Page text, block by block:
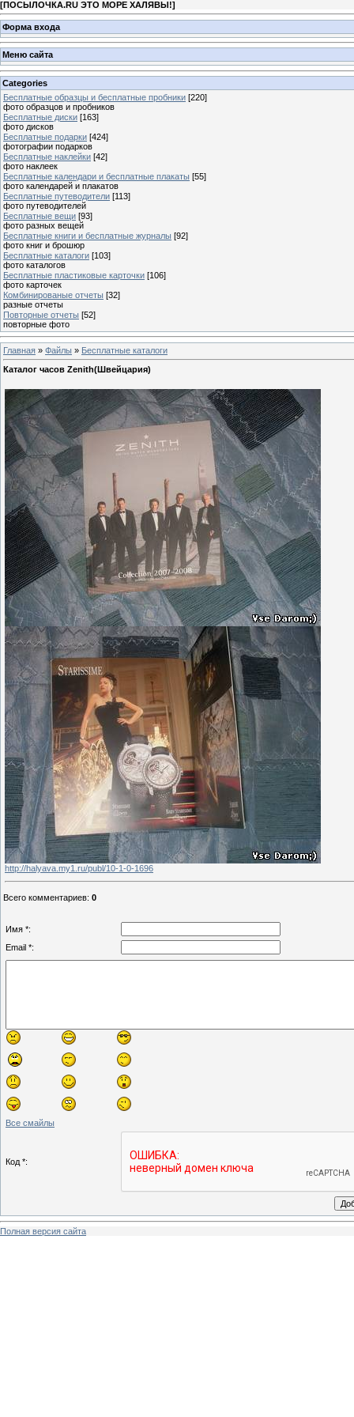
[ПОСЫЛОЧКА.RU ЭТО МОРЕ ХАЛЯВЫ!]
Форма входа
Меню сайта
Categories
Бесплатные образцы и бесплатные пробники [220]
фото образцов и пробников
Бесплатные диски [163]
фото дисков
Бесплатные подарки [424]
фотографии подарков
Бесплатные наклейки [42]
фото наклеек
Бесплатные календари и бесплатные плакаты [55]
фото календарей и плакатов
Бесплатные путеводители [113]
фото путеводителей
Бесплатные вещи [93]
фото разных вещей
Бесплатные книги и бесплатные журналы [92]
фото книг и брошюр
Бесплатные каталоги [103]
фото каталогов
Бесплатные пластиковые карточки [106]
фото карточек
Комбинированые отчеты [32]
разные отчеты
Повторные отчеты [52]
повторные фото
Главная » Файлы » Бесплатные каталоги
Каталог часов Zenith(Швейцария)
http://halyava.my1.ru/publ/10-1-0-1696
Всего комментариев: 0
Имя *:
Email *:
Все смайлы
Код *:
Полная версия сайта